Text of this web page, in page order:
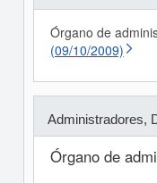
Órgano de
(09/10/2009)
Administradores,
Órgano de